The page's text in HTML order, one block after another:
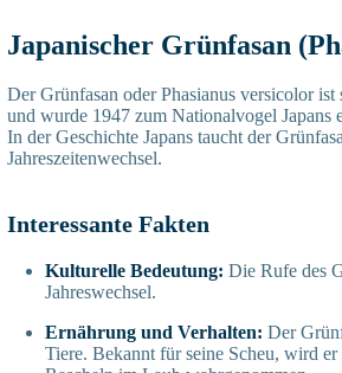
Japanischer Grünfasan
Der Grünfasan oder Phasianus versicolor
und wurde 1947 zum Nationalvogel Japans
In der Geschichte Japans taucht der
Jahreszeitenwechsel.
Interessante Fakten
Kulturelle Bedeutung: Die Rufe des
Jahreswechsel.
Ernährung und Verhalten: Der
Tiere. Bekannt für seine Scheu, wird